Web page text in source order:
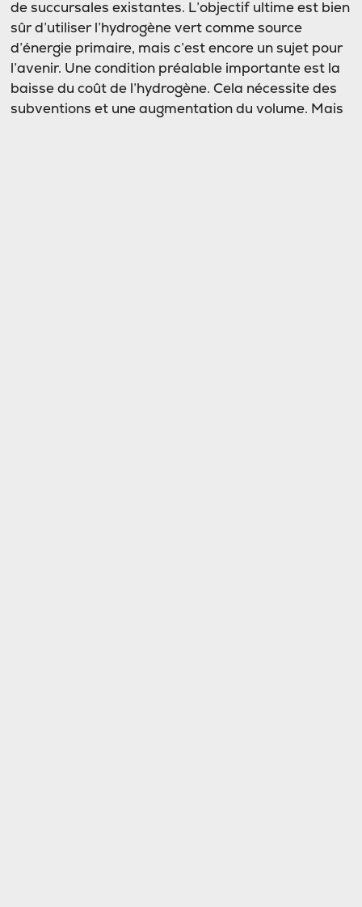
de succursales existantes. L’objectif ultime est bien
sûr d’utiliser l’hydrogène vert comme source
d’énergie primaire, mais c’est encore un sujet pour
l’avenir. Une condition préalable importante est la
baisse du coût de l’hydrogène. Cela nécessite des
subventions et une augmentation du volume. Mais